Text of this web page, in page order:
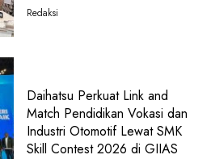
Redaksi
Daihatsu Perkuat Link and
Match Pendidikan Vokasi dan
Industri Otomotif Lewat SMK
Skill Contest 2026 di GIIAS